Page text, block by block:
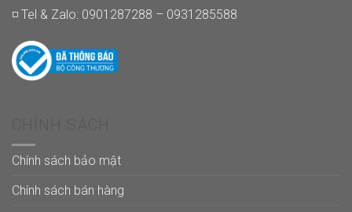
◽ Tel & Zalo: 0901287288 – 0931285588
Chính sách bảo mật
Chính sách bán hàng